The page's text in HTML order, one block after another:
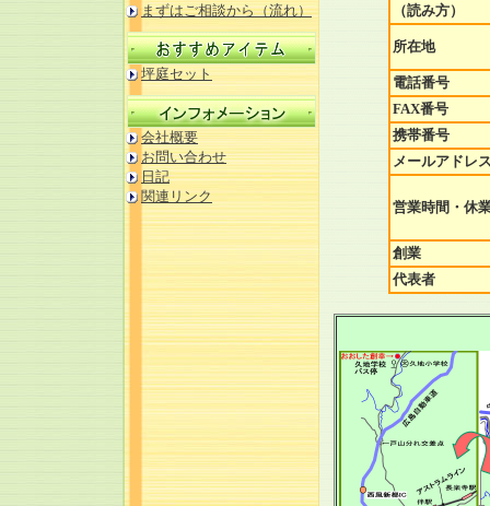
まずはご相談から（流れ）
坪庭セット
会社概要
お問い合わせ
日記
関連リンク
（読み方）
所在地
電話番号
FAX番号
携帯番号
メールアドレ
営業時間・休
創業
代表者